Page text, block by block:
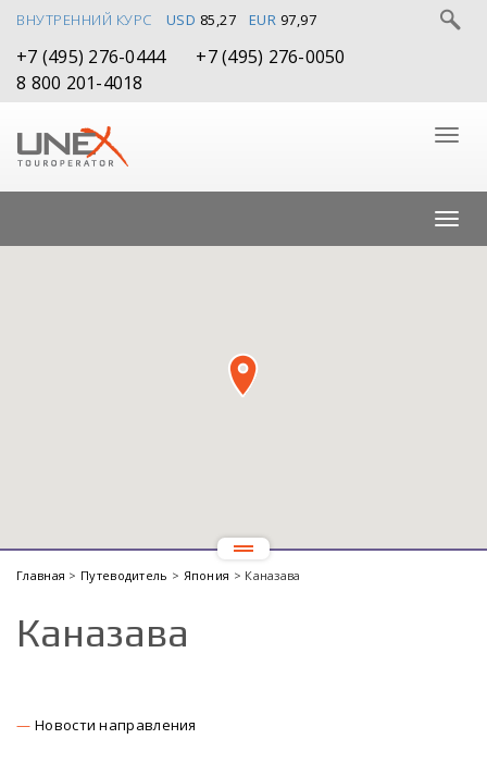
ВНУТРЕННИЙ КУРС USD 85,27 EUR 97,97
+7 (495) 276-0444
+7 (495) 276-0050
8 800 201-4018
Главная > Путеводитель > Япония > Каназава
Каназава
Новости направления